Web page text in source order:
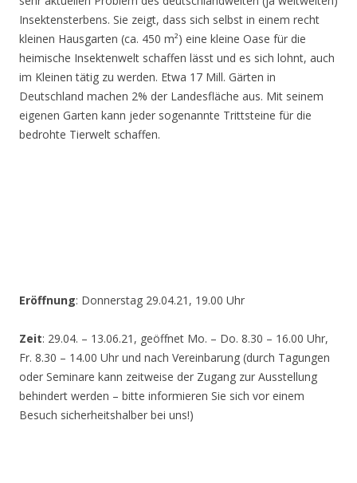
Insektensterbens. Sie zeigt, dass sich selbst in einem recht
kleinen Hausgarten (ca. 450 m²) eine kleine Oase für die
heimische Insektenwelt schaffen lässt und es sich lohnt, auch
im Kleinen tätig zu werden. Etwa 17 Mill. Gärten in
Deutschland machen 2% der Landesfläche aus. Mit seinem
eigenen Garten kann jeder sogenannte Trittsteine für die
bedrohte Tierwelt schaffen.
Eröffnung: Donnerstag 29.04.21, 19.00 Uhr
Zeit: 29.04. – 13.06.21, geöffnet Mo. – Do. 8.30 – 16.00 Uhr,
Fr. 8.30 – 14.00 Uhr und nach Vereinbarung (durch Tagungen
oder Seminare kann zeitweise der Zugang zur Ausstellung
behindert werden – bitte informieren Sie sich vor einem
Besuch sicherheitshalber bei uns!)